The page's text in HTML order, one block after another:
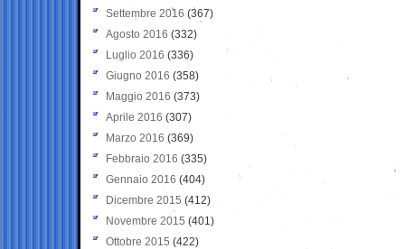
Settembre 2016 (367)
Agosto 2016 (332)
Luglio 2016 (336)
Giugno 2016 (358)
Maggio 2016 (373)
Aprile 2016 (307)
Marzo 2016 (369)
Febbraio 2016 (335)
Gennaio 2016 (404)
Dicembre 2015 (412)
Novembre 2015 (401)
Ottobre 2015 (422)